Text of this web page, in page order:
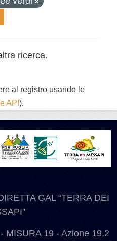
ricerca.
al registro usando le
API ).
GAL “TERRA DEI
MISURA 19 - Azione 19.2